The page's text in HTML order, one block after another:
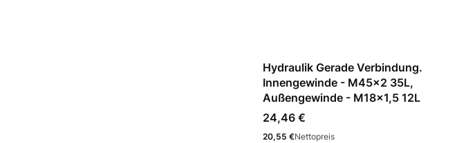
Hydraulik Gerade Verbindung.
Innengewinde - M45x2 35L,
Außengewinde - M18x1,5 12L
Preis
24,46 €
Preis
20,55 €Nettopreis